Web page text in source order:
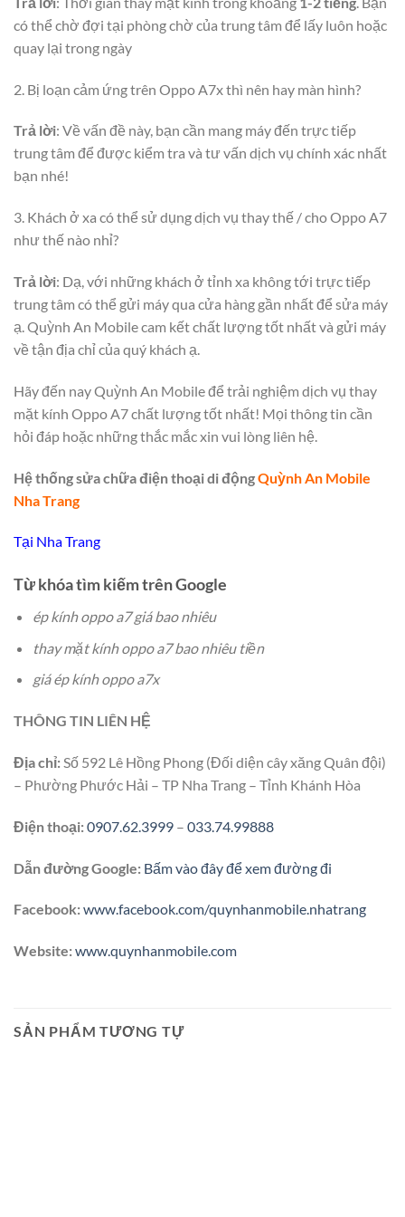
có thể chờ đợi tại phòng chờ của trung tâm để lấy luôn hoặc
quay lại trong ngày
2. Bị loạn cảm ứng trên Oppo A7x thì nên hay màn hình?
Trả lời: Về vấn đề này, bạn cần mang máy đến trực tiếp
trung tâm để được kiểm tra và tư vấn dịch vụ chính xác nhất
bạn nhé!
3. Khách ở xa có thể sử dụng dịch vụ thay thế / cho Oppo A7
như thế nào nhỉ?
Trả lời: Dạ, với những khách ở tỉnh xa không tới trực tiếp
trung tâm có thể gửi máy qua cửa hàng gần nhất để sửa máy
ạ. Quỳnh An Mobile cam kết chất lượng tốt nhất và gửi máy
về tận địa chỉ của quý khách ạ.
Hãy đến nay Quỳnh An Mobile để trải nghiệm dịch vụ thay
mặt kính Oppo A7 chất lượng tốt nhất! Mọi thông tin cần
hỏi đáp hoặc những thắc mắc xin vui lòng liên hệ.
Hệ thống sửa chữa điện thoại di độngQuỳnh An Mobile
Nha Trang
Tại Nha Trang
Từ khóa tìm kiếm trên Google
ép kính oppo a7 giá bao nhiêu
thay mặt kính oppo a7 bao nhiêu tiền
giá ép kính oppo a7x
THÔNG TIN LIÊN HỆ
Địa chỉ:Số 592 Lê Hồng Phong (Đối diện cây xăng Quân đội)
– Phường Phước Hải – TP Nha Trang – Tỉnh Khánh Hòa
Điện thoại:0907.62.3999 – 033.74.99888
Dẫn đường Google: Bấm vào đây để xem đường đi
Facebook:www.facebook.com/quynhanmobile.nhatrang
Website:www.quynhanmobile.com
SẢN PHẨM TƯƠNG TỰ